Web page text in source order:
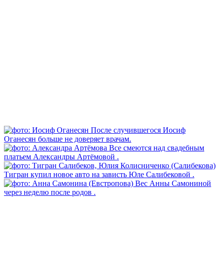
После случившегося Иосиф
Оганесян больше не доверяет врачам.
Все смеются над свадебным
платьем Александры Артёмовой .
Тигран купил новое авто на зависть Юле Салибековой .
Вес Анны Самониной
через неделю после родов .